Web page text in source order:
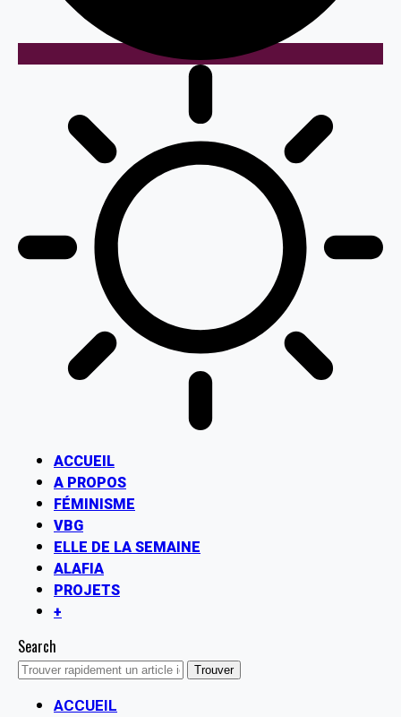
ACCUEIL
A PROPOS
FÉMINISME
VBG
ELLE DE LA SEMAINE
ALAFIA
PROJETS
+
Search
ACCUEIL